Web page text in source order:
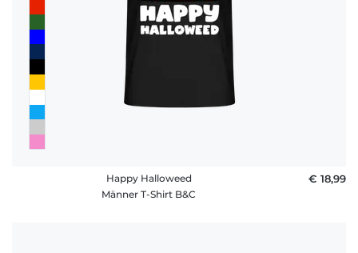
Happy Halloweed
Männer T-Shirt B&C
€ 18,99